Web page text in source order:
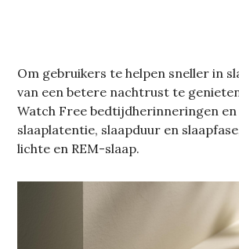
Om gebruikers te helpen sneller in
van een betere nachtrust te
Watch Free bedtijdherinneringen
slaaplatentie, slaapduur en
lichte en REM-slaap.